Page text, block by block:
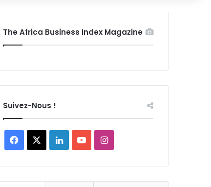
The Africa Business Index Magazine
Suivez-Nous !
Facebook LinkedinYouTubeInstagram